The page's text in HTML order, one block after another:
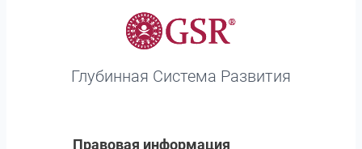
Глубинная Система Развития
Правовая информация